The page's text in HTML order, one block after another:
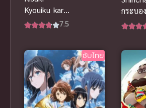
Kyouiku kara
Nigetai
บทเรียนเจ้า
หญิง
7.5
กระบอ
ยักษ์ ชิ
ไทยสุด
ความฮ
ซับไทย